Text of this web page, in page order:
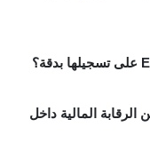
المالية داخل